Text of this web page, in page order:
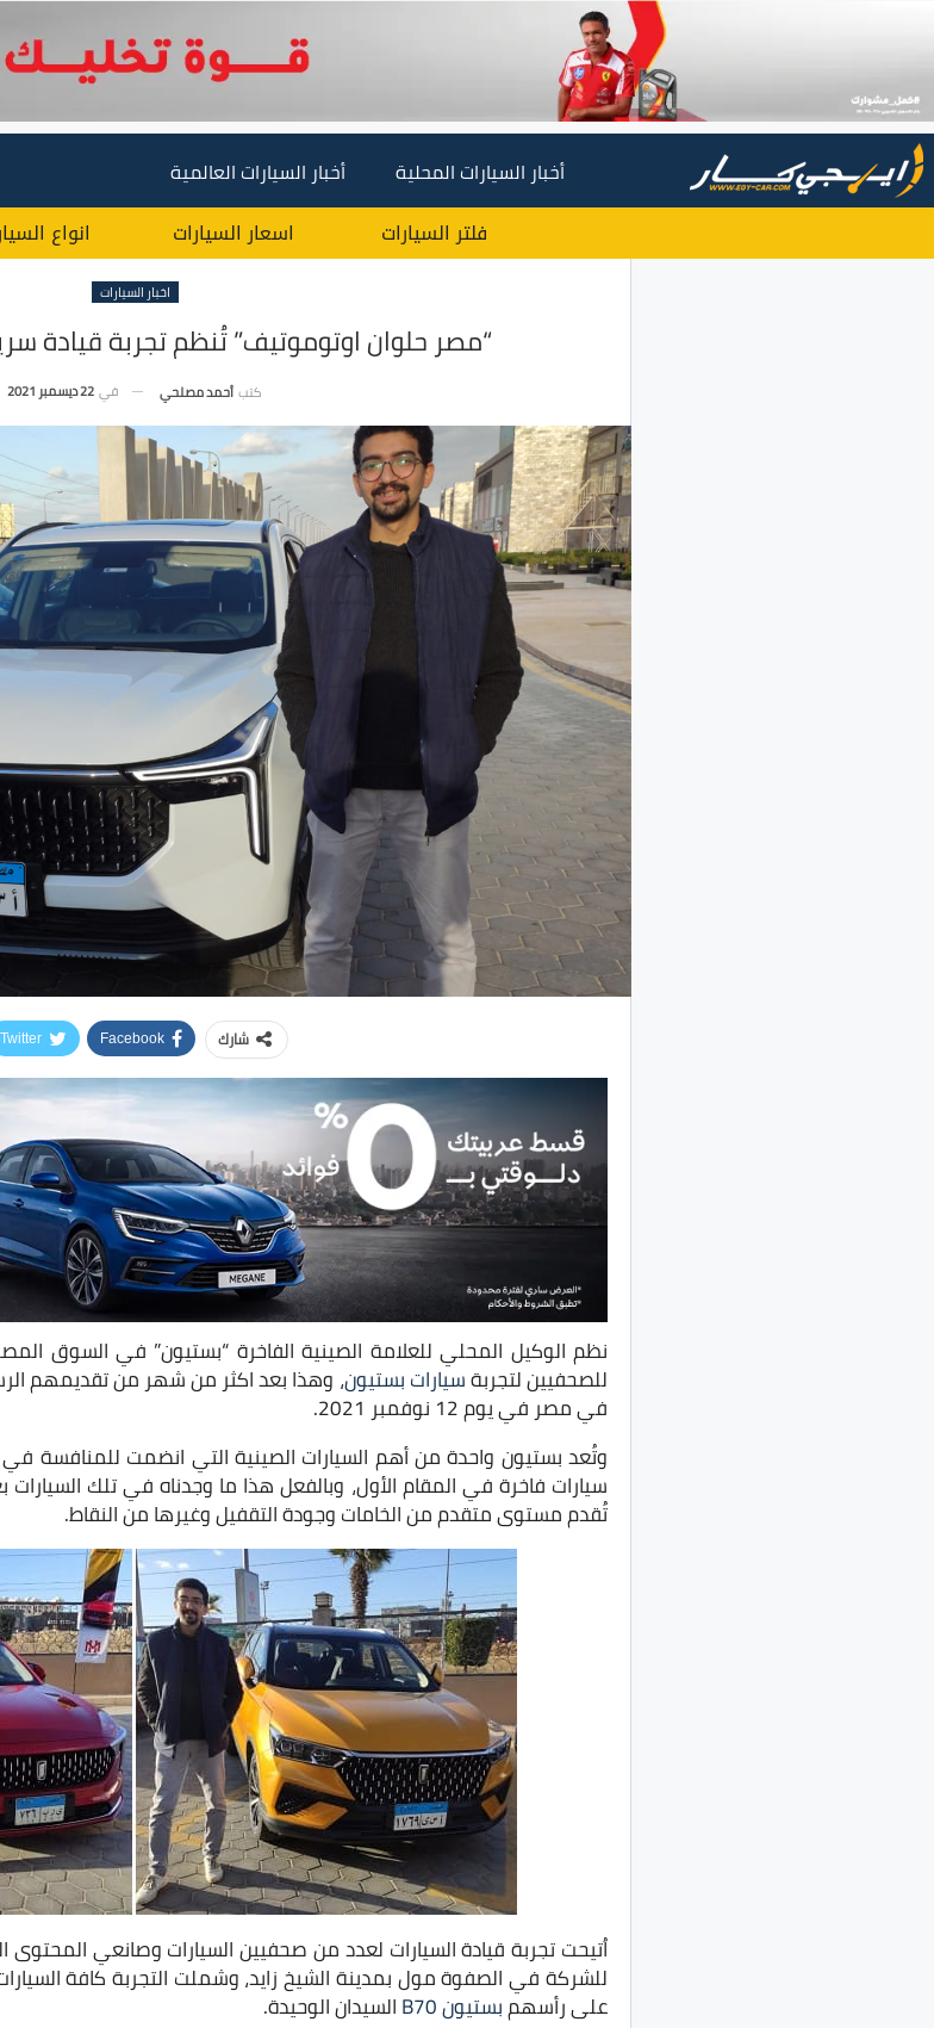
أخبار السيارات المحلية أخبار السيارات العالمية
فلتر السيارات اسعار السيارات انواع
اخبار السيارات
“مصر حلوان اوتوموتيف” تُنظم تجربة قيادة
كتب أحمد مصلحي في 22 ديسمبر 2021
شارك Facebook
Twitter
نظم الوكيل المحلي للعلامة الصينية الفاخرة “بستيون” في السوق
للصحفيين لتجربةسيارات بستيون، وهذا بعد اكثر من شهر من تقديمهم
في مصر في يوم 12 نوفمبر 2021.
وتُعد بستيون واحدة من أهم السيارات الصينية التي انضمت للمنافسة
سيارات فاخرة في المقام الأول، وبالفعل هذا ما وجدناه في تلك السيارات
تُقدم مستوى متقدم من الخامات وجودة التقفيل وغيرها من النقاط.
اُتيحت تجربة قيادة السيارات لعدد من صحفيين السيارات وصانعي المحتوى
للشركة في الصفوة مول بمدينة الشيخ زايد، وشملت التجربة كافة
على رأسهمبستيون B70
السيدان الوحيدة.